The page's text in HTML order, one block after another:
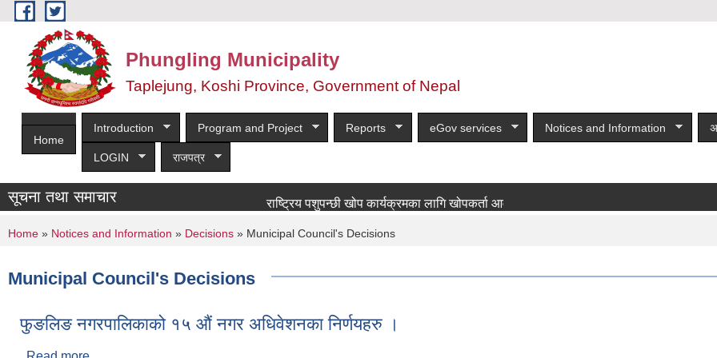
Skip to main content
Phungling Municipality
Taplejung, Koshi Province, Government of Nepal
Home
Introduction Program and Project Reports eGov services Notices and Information
LOGIN राजपत्र
सूचना तथा समाचार राष्ट्रिय पशुपन्छी खोप कार्यक्रमका लागि खोपकर्ता आवश्यकता सम्बन्धी सूचना!
You are here
Home » Notices and Information » Decisions » Municipal Council's Decisions
Municipal Council's Decisions
फुङलिङ नगरपालिकाको १५ औं नगर अधिवेशनका निर्णयहरु ।